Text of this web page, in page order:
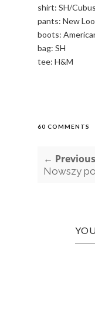
shirt: SH/Cubus
pants: New
boots:
bag: SH
tee: H&M
60 COMMENTS
←
Nowszy